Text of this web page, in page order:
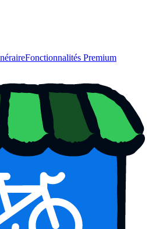
Fonctionnalités Premium